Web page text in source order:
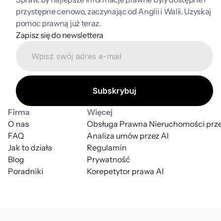
przystępne cenowo, zaczynając od Anglii i Walii. Uzyskaj
pomoc prawną już teraz.
Zapisz się do newslettera
Firma
O nas
FAQ
Jak to działa
Blog
Poradniki
Więcej
Regulamin
Analiza umów przez AI
Korepetytor prawa AI
Prywatność
Obsługa Prawna Nieruchomości